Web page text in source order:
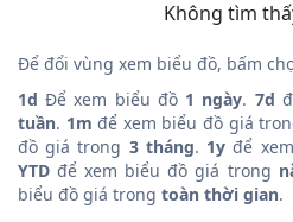
Không tìm
Để đổi vùng xem biểu đồ, bấm
1d Để xem biểu đồ 1 ngày. 7d
tuần. 1m để xem biểu đồ giá
đồ giá trong 3 tháng. 1y để
YTD để xem biểu đồ giá trong
biểu đồ giá trong toàn thời gian.